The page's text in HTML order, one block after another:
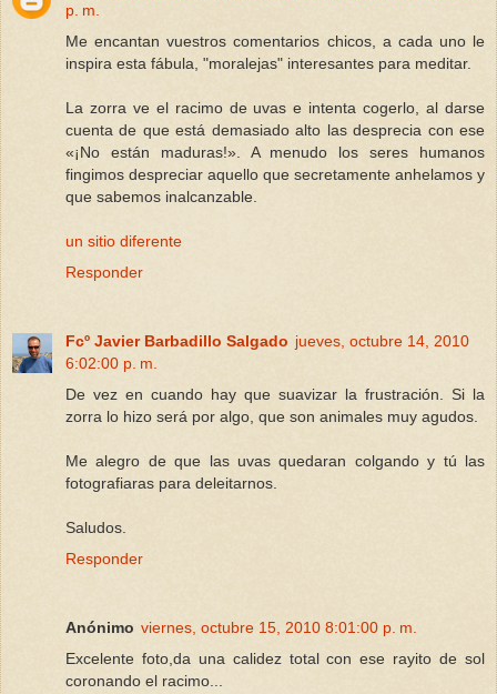
p. m.
Me encantan vuestros comentarios chicos, a cada uno le
inspira esta fábula, "moralejas" interesantes para meditar.
La zorra ve el racimo de uvas e intenta cogerlo, al darse
cuenta de que está demasiado alto las desprecia con ese
«¡No están maduras!». A menudo los seres humanos
fingimos despreciar aquello que secretamente anhelamos y
que sabemos inalcanzable.
un sitio diferente
Responder
Fcº Javier Barbadillo Salgado jueves, octubre 14, 2010
6:02:00 p. m.
De vez en cuando hay que suavizar la frustración. Si la
zorra lo hizo será por algo, que son animales muy agudos.
Me alegro de que las uvas quedaran colgando y tú las
fotografiaras para deleitarnos.
Saludos.
Responder
Anónimo viernes, octubre 15, 2010 8:01:00 p. m.
Excelente foto,da una calidez total con ese rayito de sol
coronando el racimo...